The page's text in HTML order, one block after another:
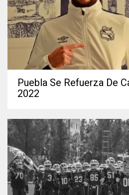
Puebla Se Refuerza De
2022